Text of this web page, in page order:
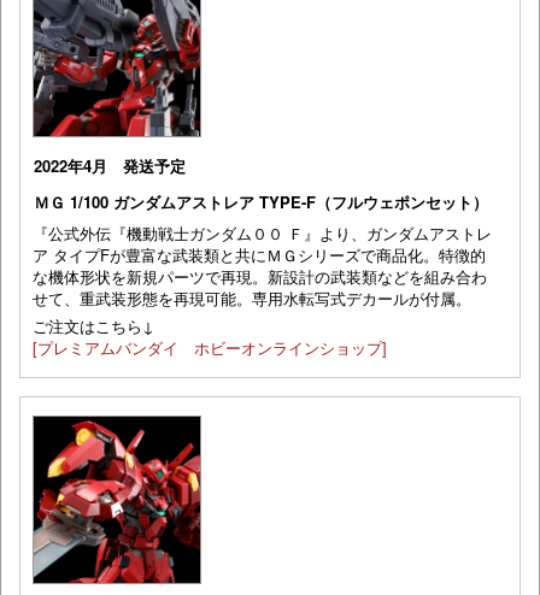
2022年4月 発送予定
ＭＧ 1/100 ガンダムアストレア TYPE-F（フルウェポンセット）
『公式外伝『機動戦士ガンダム００ Ｆ』より、ガンダムアストレ
ア タイプFが豊富な武装類と共にＭＧシリーズで商品化。特徴的
な機体形状を新規パーツで再現。新設計の武装類などを組み合わ
せて、重武装形態を再現可能。専用水転写式デカールが付属。
ご注文はこちら↓
[プレミアムバンダイ ホビーオンラインショップ]